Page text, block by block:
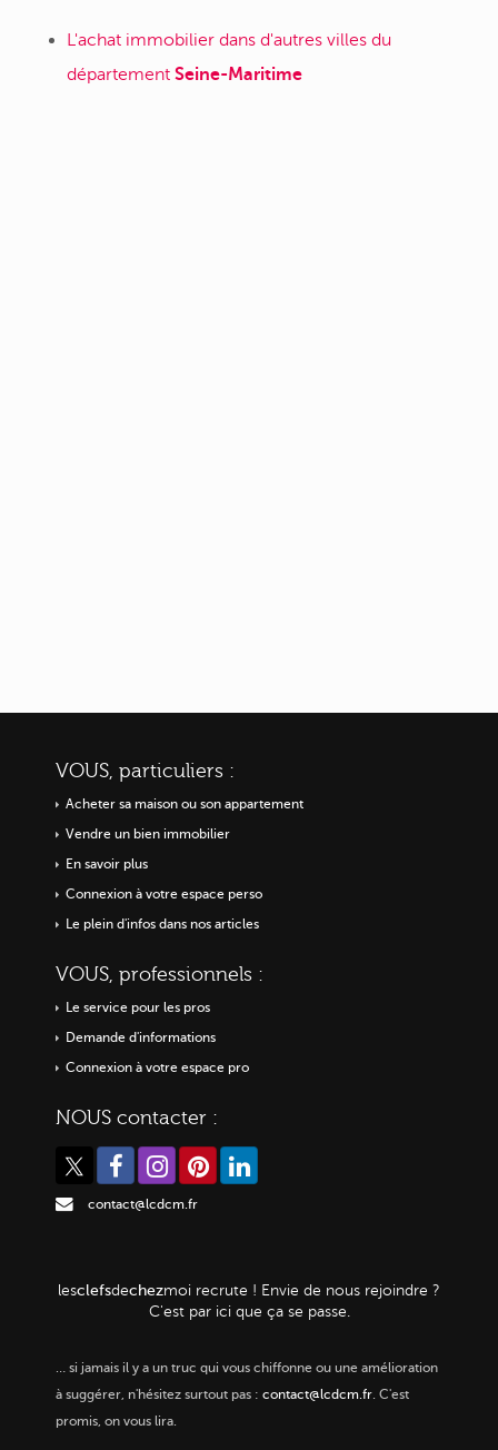
L'achat immobilier dans d'autres villes du
département Seine-Maritime
VOUS, particuliers :
Acheter sa maison ou son appartement
Vendre un bien immobilier
En savoir plus
Connexion à votre espace perso
Le plein d'infos dans nos articles
VOUS, professionnels :
Le service pour les pros
Demande d'informations
Connexion à votre espace pro
NOUS contacter :
contact@lcdcm.fr
lesclefsdechezmoi recrute ! Envie de nous rejoindre ?
C'est par ici que ça se passe.
… si jamais il y a un truc qui vous chiffonne ou une amélioration
à suggérer, n'hésitez surtout pas : contact@lcdcm.fr. C'est
promis, on vous lira.